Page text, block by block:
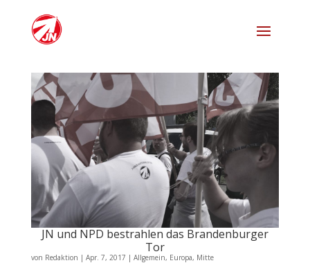
JN und NPD bestrahlen das Brandenburger
Tor
von Redaktion | Apr. 7, 2017 | Allgemein, Europa, Mitte